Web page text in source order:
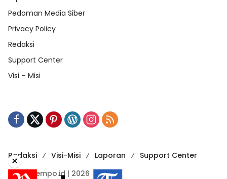
Pedoman Media Siber
Privacy Policy
Redaksi
Support Center
Visi – Misi
Redaksi Visi-Misi Laporan
Support Center
RadarTempo.id | 2026
×